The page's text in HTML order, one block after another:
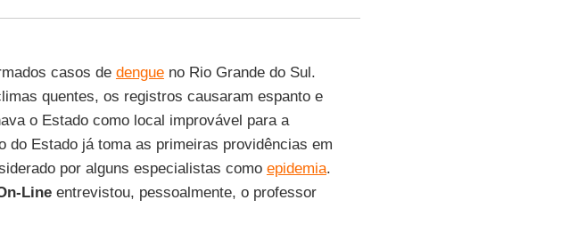
casos de dengueno Rio Grande do Sul.
quentes, os registros causaram espanto e
o Estado como local improvável para a
do Estado já toma as primeiras providências em
por alguns especialistas como epidemia.
Lineentrevistou, pessoalmente, o professor